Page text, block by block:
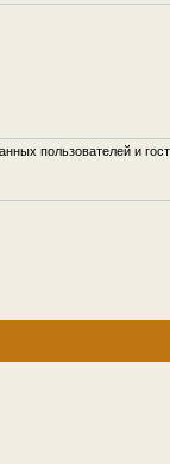
пользователей и